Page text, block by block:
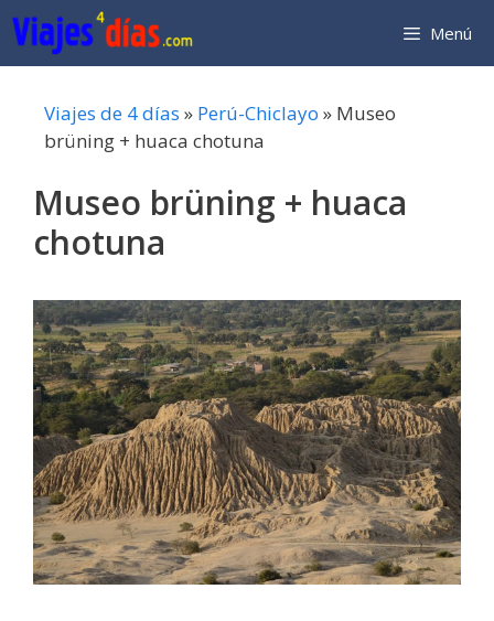
Saltar
al
contenido
Menú
Viajes de 4 días » Perú-Chiclayo » Museo
brüning + huaca chotuna
Museo brüning + huaca
chotuna